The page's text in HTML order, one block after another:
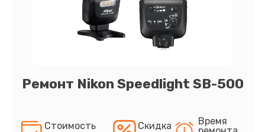
Ремонт Nikon Speedlight SB-500
Стоимость
Скидка
Время